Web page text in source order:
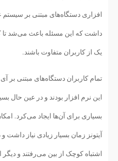
افزاری دستگاه‌های مبتنی بر سیستم
داشت که این مسئله باعث می‌شد تا
یک از کاربران متفاوت باشند.
تمام کاربران دستگاه‌های مبتنی بر
این نرم افزار بودند و در عین حال
بسیاری برای آن‌ها ایجاد می‌کرد.
آیتونز زمان بسیار زیادی نیاز داشت
اشتباه کوچک از بین می‌رفتند و دیگر